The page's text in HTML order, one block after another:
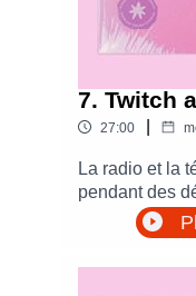
7. Twitch
27:00
La radio et la
pendant des
contenu, de
par du pur